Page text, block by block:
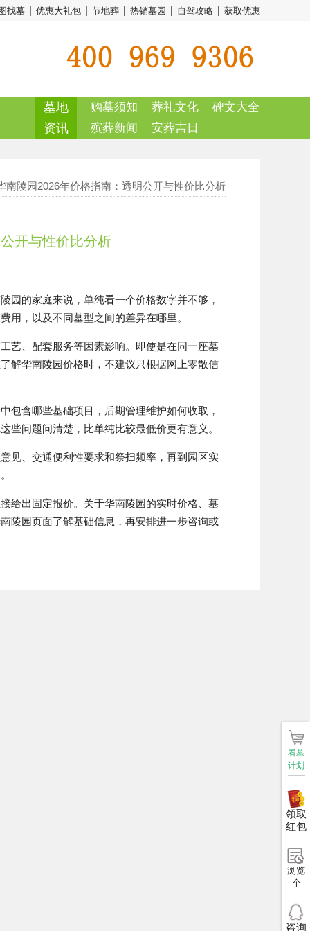
找墓 | 优惠大礼包 | 节地葬 | 热销墓园 | 自驾攻略 | 获取优惠
墓地
资讯
购墓须知 葬礼文化
碑文大全
殡葬新闻
安葬吉日
南陵园2026年价格指南：透明公开与性价比分析
开与性价比分析
园的家庭来说，单纯看一个价格数字并不够，
用，以及不同墓型之间的差异在哪里。
艺、配套服务等因素影响。即使是在同一座墓
解华南陵园价格时，不建议只根据网上零散信
包含哪些基础项目，后期管理维护如何收取，
些问题问清楚，比单纯比较最低价更有意义。
见、交通便利性要求和祭扫频率，再到园区实
给出固定报价。关于华南陵园的实时价格、墓
陵园页面了解基础信息，再安排进一步咨询或
看墓
计划
领取
红包
浏览
个
咨询